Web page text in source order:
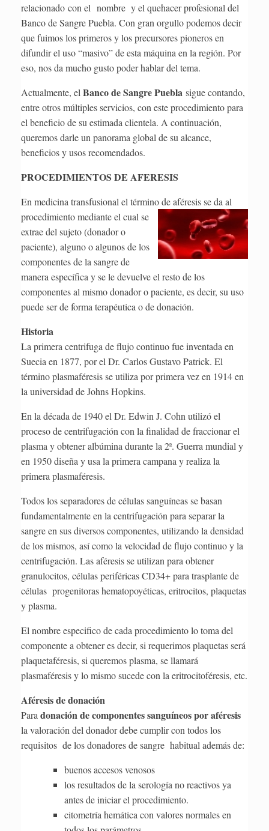
relacionado con el nombre y el quehacer profesional del
Banco de Sangre Puebla. Con gran orgullo podemos decir
que fuimos los primeros y los precursores pioneros en
difundir el uso “masivo” de esta máquina en la región. Por
eso, nos da mucho gusto poder hablar del tema.
Actualmente, el Banco de Sangre Puebla sigue contando,
entre otros múltiples servicios, con este procedimiento para
el beneficio de su estimada clientela. A continuación,
queremos darle un panorama global de su alcance,
beneficios y usos recomendados.
PROCEDIMIENTOS DE AFERESIS
En medicina transfusional el término de aféresis seda al
procedimiento mediante el cual se
extrae del sujeto (donador o
paciente), alguno o algunos de los
componentes de la sangre de
manera específica y se le devuelve el resto de los
componentes al mismo donador o paciente, es decir, su uso
puede ser de forma terapéutica o de donación.
Historia
La primera centrifuga de flujo continuo fue inventada en
Suecia en 1877, por el Dr. Carlos Gustavo Patrick. El
término plasmaféresis se utiliza por primera vez en 1914 en
la universidad de Johns Hopkins.
En la década de 1940 el Dr. Edwin J. Cohn utilizó el
proceso de centrifugación con la finalidad de fraccionar el
plasma y obtener albúmina durante la 2ª. Guerra mundial y
en 1950 diseña y usa la primera campana y realiza la
primera plasmaféresis.
Todos los separadores de células sanguíneas se basan
fundamentalmente en la centrifugación para separar la
sangre en sus diversos componentes, utilizando la densidad
de los mismos, así como la velocidad de flujo continuo y la
centrifugación. Las aféresis se utilizan para obtener
granulocitos, células periféricas CD34+ para trasplante de
células progenitoras hematopoyéticas, eritrocitos, plaquetas
y plasma.
El nombre especifico de cada procedimiento lo toma del
componente a obtener es decir, si requerimos plaquetas será
plaquetaféresis, si queremos plasma, se llamará
plasmaféresis y lo mismo sucede con la eritrocitoféresis, etc.
Aféresis de donación
Para donación de componentes sanguíneos por aféresis
la valoración del donador debe cumplir con todos los
requisitos de los donadores de sangre habitual además de:
buenos accesos venosos
los resultados de la serología no reactivos ya
antes de iniciar el procedimiento.
citometría hemática con valores normales en